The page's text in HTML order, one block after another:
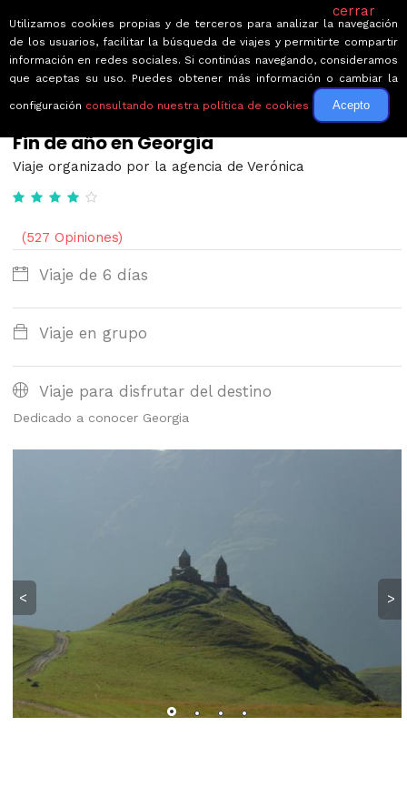
← Volver a Circuitos por Georgia
Fin de año en Georgia
Viaje organizado por la agencia de Verónica
(527 Opiniones)
Viaje de 6 días
Viaje en grupo
Viaje para disfrutar del destino
Dedicado a conocer Georgia
< >
cerrar
Utilizamos cookies propias y de terceros para analizar la navegación
de los usuarios, facilitar la búsqueda de viajes y permitirte compartir
información en redes sociales. Si continúas navegando, consideramos
que aceptas su uso. Puedes obtener más información o cambiar la
configuración consultando nuestra política de cookies Acepto